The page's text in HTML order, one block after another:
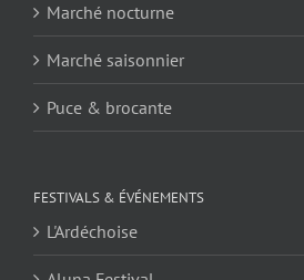
Marché nocturne
Marché saisonnier
Puce & brocante
FESTIVALS & ÉVÉNEMENTS
L'Ardéchoise